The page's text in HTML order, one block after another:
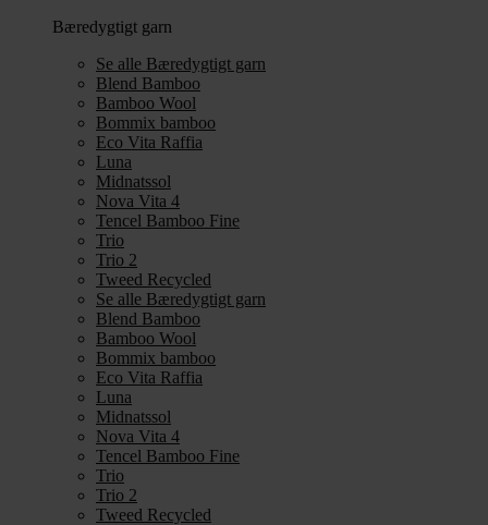
Bæredygtigt garn
Se alle Bæredygtigt garn
Blend Bamboo
Bamboo Wool
Bommix bamboo
Eco Vita Raffia
Luna
Midnatssol
Nova Vita 4
Tencel Bamboo Fine
Trio
Trio 2
Tweed Recycled
Se alle Bæredygtigt garn
Blend Bamboo
Bamboo Wool
Bommix bamboo
Eco Vita Raffia
Luna
Midnatssol
Nova Vita 4
Tencel Bamboo Fine
Trio
Trio 2
Tweed Recycled